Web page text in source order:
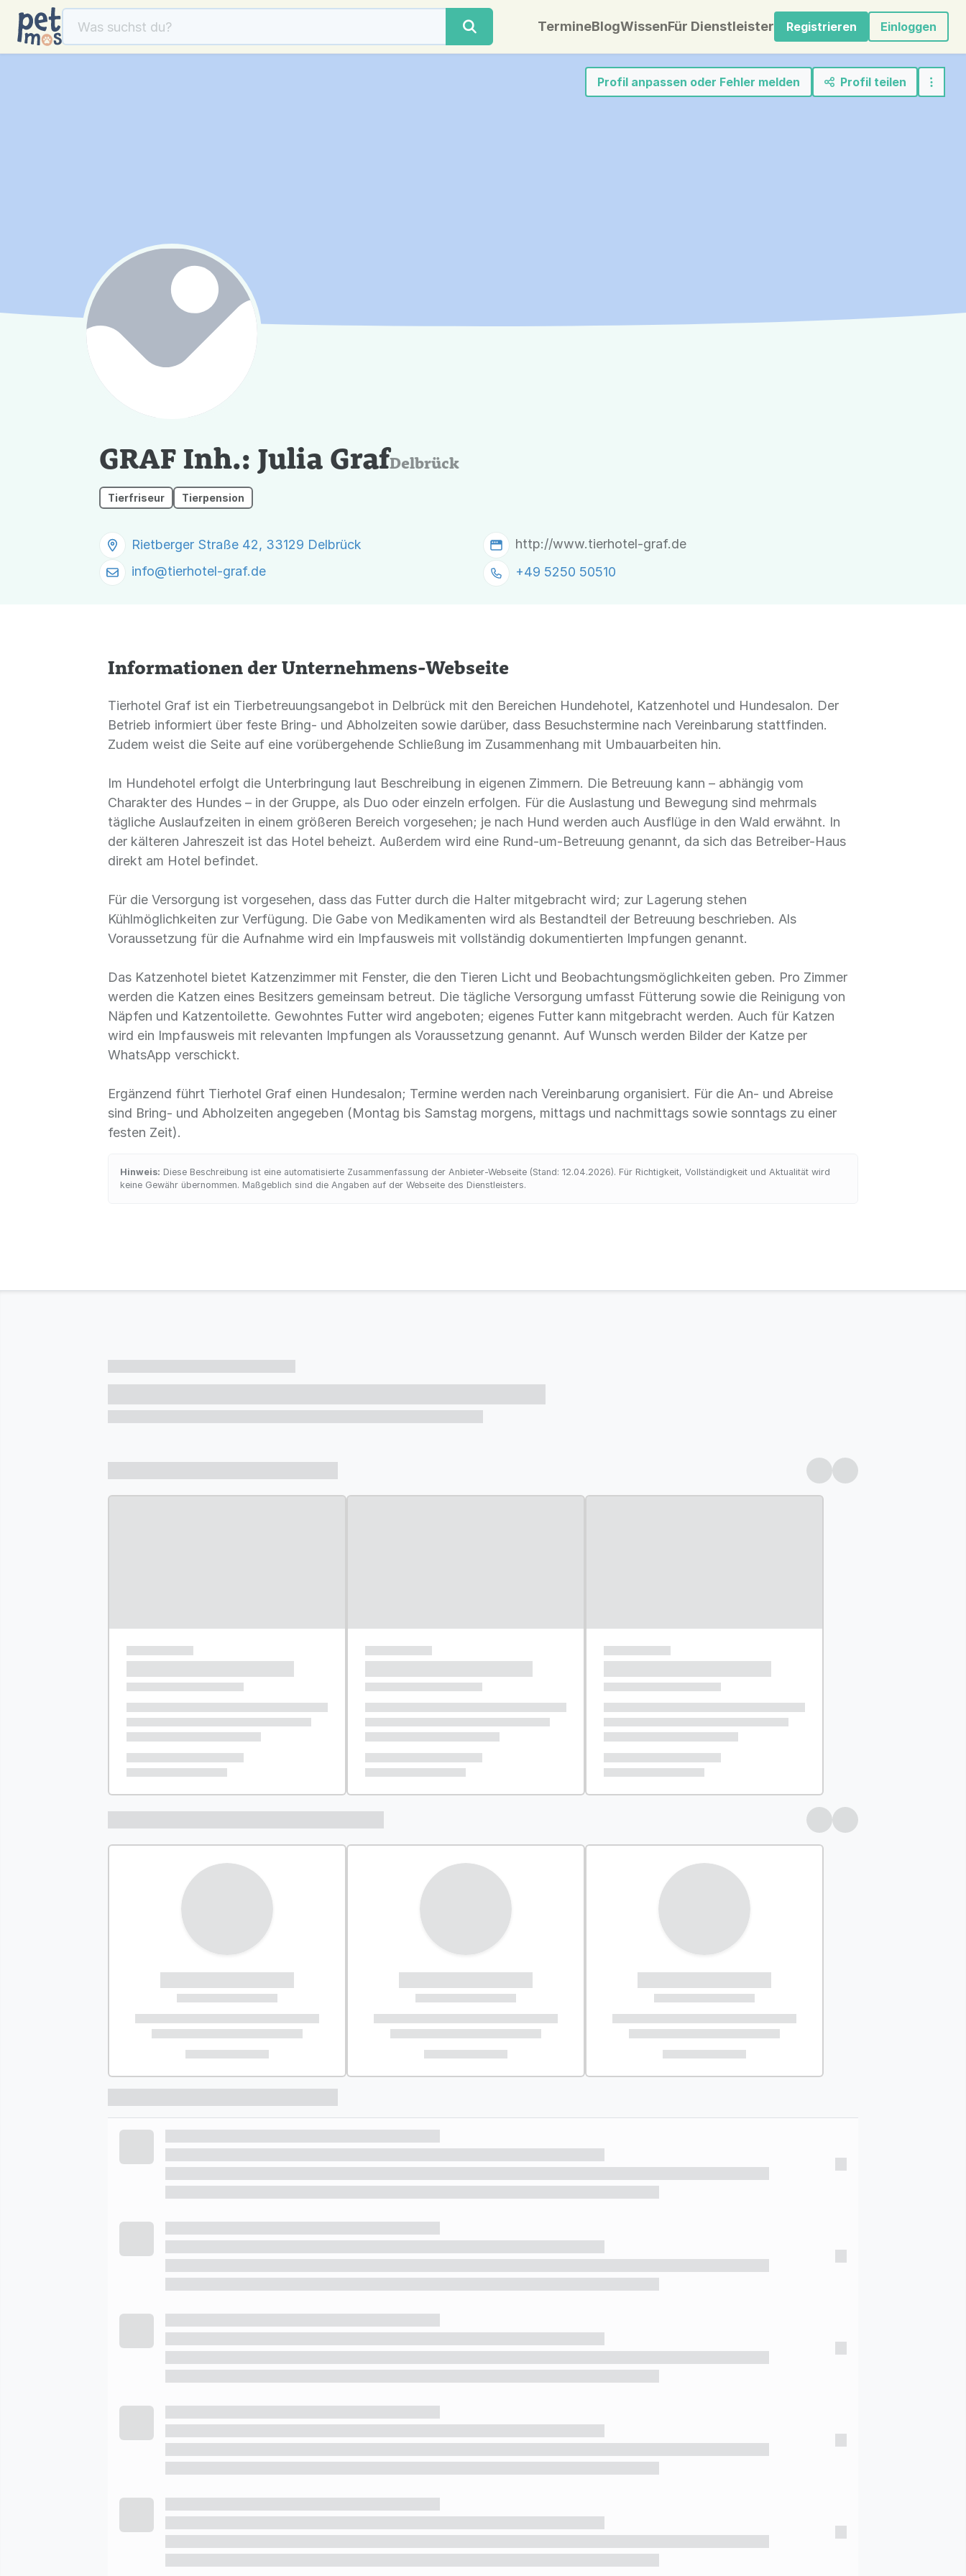
TermineBlogWissenFür Dienstleister Registrieren Einloggen
Profil anpassen oder Fehler melden Profil teilen
GRAF Inh.: Julia GrafDelbrück
Tierfriseur Tierpension
Rietberger Straße 42, 33129 Delbrück
http://www.tierhotel-graf.de
info@tierhotel-graf.de +49 5250 50510
Informationen der Unternehmens-Webseite
Tierhotel Graf ist ein Tierbetreuungsangebot in Delbrück mit den Bereichen Hundehotel, Katzenhotel und Hundesalon. Der
Betrieb informiert über feste Bring- und Abholzeiten sowie darüber, dass Besuchstermine nach Vereinbarung stattfinden.
Zudem weist die Seite auf eine vorübergehende Schließung im Zusammenhang mit Umbauarbeiten hin.
Im Hundehotel erfolgt die Unterbringung laut Beschreibung in eigenen Zimmern. Die Betreuung kann – abhängig vom
Charakter des Hundes – in der Gruppe, als Duo oder einzeln erfolgen. Für die Auslastung und Bewegung sind mehrmals
tägliche Auslaufzeiten in einem größeren Bereich vorgesehen; je nach Hund werden auch Ausflüge in den Wald erwähnt. In
der kälteren Jahreszeit ist das Hotel beheizt. Außerdem wird eine Rund-um-Betreuung genannt, da sich das Betreiber-Haus
direkt am Hotel befindet.
Für die Versorgung ist vorgesehen, dass das Futter durch die Halter mitgebracht wird; zur Lagerung stehen
Kühlmöglichkeiten zur Verfügung. Die Gabe von Medikamenten wird als Bestandteil der Betreuung beschrieben. Als
Voraussetzung für die Aufnahme wird ein Impfausweis mit vollständig dokumentierten Impfungen genannt.
Das Katzenhotel bietet Katzenzimmer mit Fenster, die den Tieren Licht und Beobachtungsmöglichkeiten geben. Pro Zimmer
werden die Katzen eines Besitzers gemeinsam betreut. Die tägliche Versorgung umfasst Fütterung sowie die Reinigung von
Näpfen und Katzentoilette. Gewohntes Futter wird angeboten; eigenes Futter kann mitgebracht werden. Auch für Katzen
wird ein Impfausweis mit relevanten Impfungen als Voraussetzung genannt. Auf Wunsch werden Bilder der Katze per
WhatsApp verschickt.
Ergänzend führt Tierhotel Graf einen Hundesalon; Termine werden nach Vereinbarung organisiert. Für die An- und Abreise
sind Bring- und Abholzeiten angegeben (Montag bis Samstag morgens, mittags und nachmittags sowie sonntags zu einer
festen Zeit).
Hinweis: Diese Beschreibung ist eine automatisierte Zusammenfassung der Anbieter-Webseite (Stand: 12.04.2026). Für Richtigkeit, Vollständigkeit und Aktualität wird
keine Gewähr übernommen. Maßgeblich sind die Angaben auf der Webseite des Dienstleisters.